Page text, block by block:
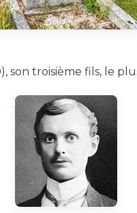
son troisième fils, le